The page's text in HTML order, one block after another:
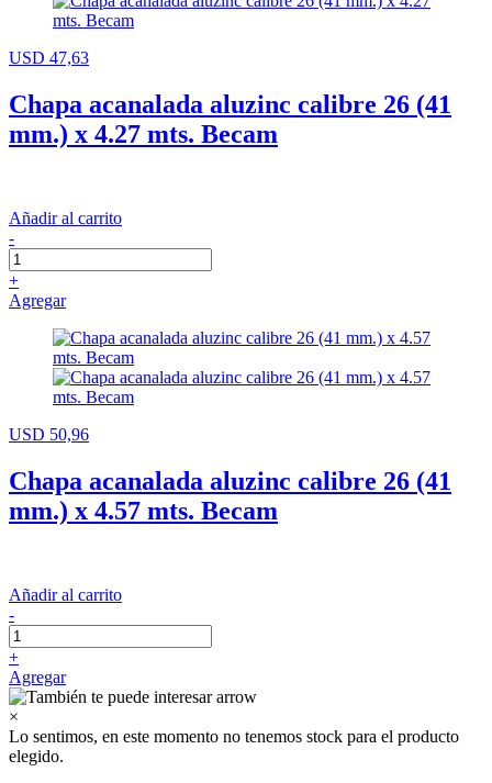
USD 47,63
Chapa acanalada aluzinc calibre 26 (41
mm.) x 4.27 mts. Becam
Añadir al carrito
-
+
Agregar
USD 50,96
Chapa acanalada aluzinc calibre 26 (41
mm.) x 4.57 mts. Becam
Añadir al carrito
-
+
Agregar
×
Lo sentimos, en este momento no tenemos stock para el producto
elegido.